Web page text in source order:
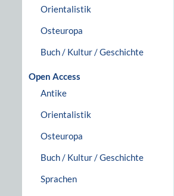
Orientalistik
Osteuropa
Buch / Kultur / Geschichte
Open Access
Antike
Orientalistik
Osteuropa
Buch / Kultur / Geschichte
Sprachen